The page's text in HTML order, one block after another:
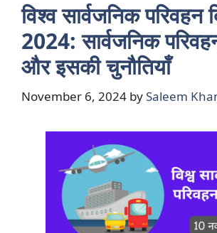
विश्व सार्वजनिक परिवहन
2024: सार्वजनिक
और इसकी चुनौतियाँ
November 6, 2024 bySaleem